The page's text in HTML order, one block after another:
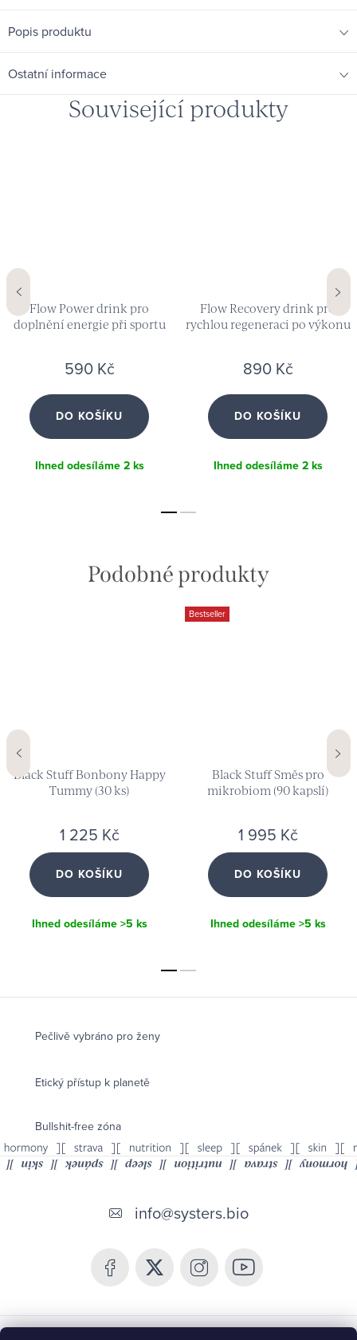
Popis produktu
Ostatní informace
Související produkty
Flow Power drink pro
doplnění energie při sportu
590 Kč
DO KOŠÍKU
Ihned odesíláme2 ks
Flow Recovery drink pro
rychlou regeneraci po výkonu
890 Kč
DO KOŠÍKU
Ihned odesíláme2 ks
Black Stuff Bonbony Happy
Tummy (30 ks)
1 225 Kč
DO KOŠÍKU
Ihned odesíláme>5 ks
Bestseller
Black Stuff Směs pro
mikrobiom (90 kapslí)
1 995 Kč
DO KOŠÍKU
Ihned odesíláme>5 ks
Pečlivě vybráno pro ženy
Etický přístup k planetě
Bullshit-free zóna
í
info@systers.bio